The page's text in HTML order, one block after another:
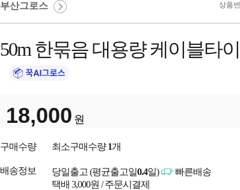
상품
부산그로스
50m 한묶음 대용량 케이블타
18,000 원
구매수량 최소구매수량1개
배송정보 당일출고 (평균출고일0.4일)
빠른배송
택배 3,000원 / 주문시결제